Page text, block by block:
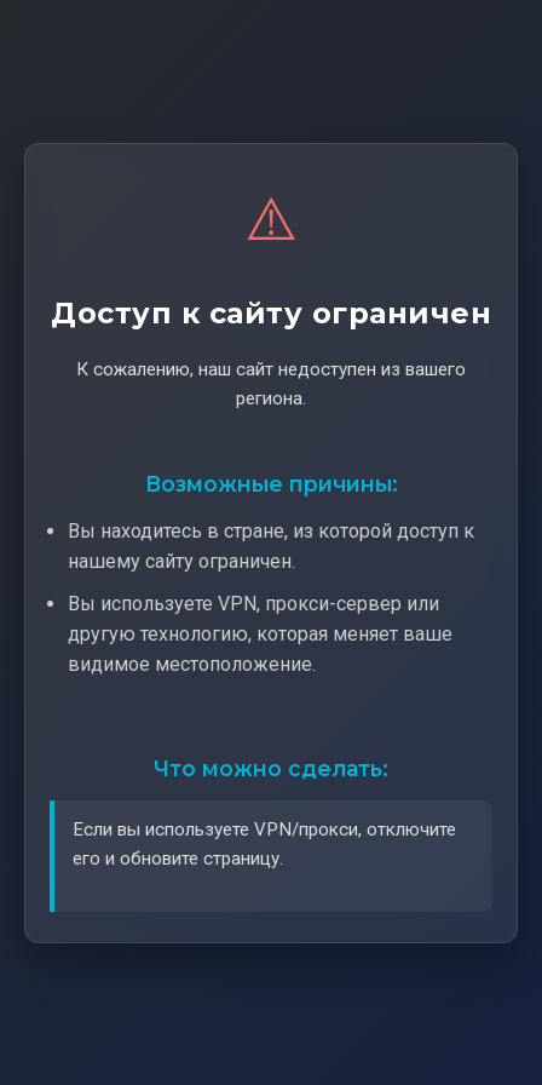
⚠️
Доступ к сайту ограничен
К сожалению, наш сайт недоступен из вашего
региона.
Возможные причины:
Вы находитесь в стране, из которой доступ к
нашему сайту ограничен.
Вы используете VPN, прокси-сервер или
другую технологию, которая меняет ваше
видимое местоположение.
Что можно сделать:
Если вы используете VPN/прокси, отключите
его и обновите страницу.